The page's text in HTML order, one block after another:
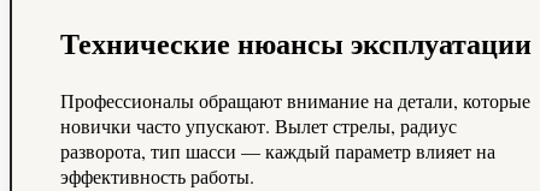
Технические нюансы эксплуатации
Профессионалы обращают внимание на детали, которые
новички часто упускают. Вылет стрелы, радиус
разворота, тип шасси — каждый параметр влияет на
эффективность работы.